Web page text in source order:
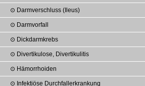
Darmverschluss (Ileus)
Darmvorfall
Dickdarmkrebs
Divertikulose, Divertikulitis
Hämorrhoiden
Infektiöse Durchfallerkrankung